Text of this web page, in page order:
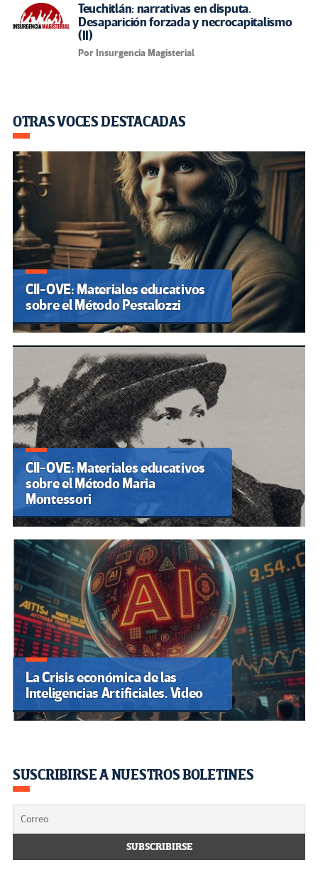
Teuchitlán: narrativas en disputa.
Desaparición forzada y necrocapitalismo
(II)
Por Insurgencia Magisterial
OTRAS VOCES DESTACADAS
CII-OVE: Materiales educativos
sobre el Método Pestalozzi
CII-OVE: Materiales educativos
sobre el Método Maria
Montessori
La Crisis económica de las
Inteligencias Artificiales. Video
SUSCRIBIRSE A NUESTROS BOLETINES